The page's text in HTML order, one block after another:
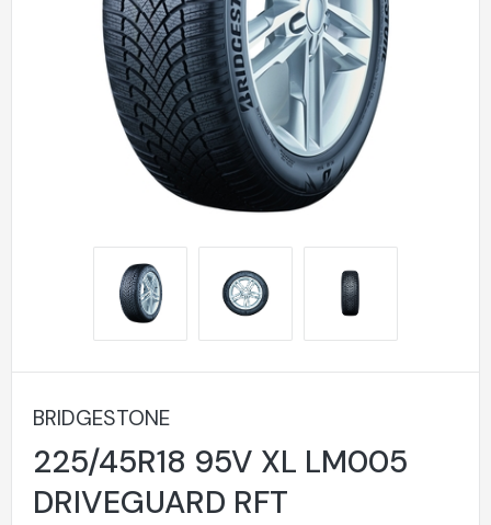
BRIDGESTONE
225/45R18 95V XL LM005
DRIVEGUARD RFT